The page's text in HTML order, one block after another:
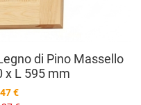
di Pino Massello
x L 595 mm
€